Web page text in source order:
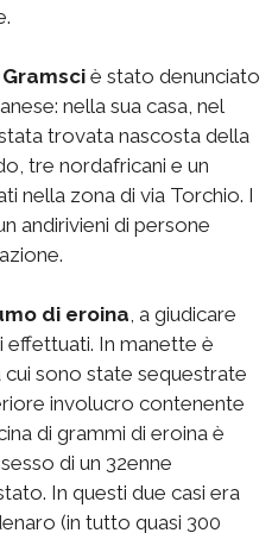
è stato denunciato
nella sua casa, nel
trovata nascosta della
tre nordafricani e un
nella zona di via Torchio. I
andirivieni di persone
di eroina , a giudicare
effettuati. In manette è
cui sono state sequestrate
involucro contenente
di grammi di eroina è
di un 32enne
In questi due casi era
(in tutto quasi 300